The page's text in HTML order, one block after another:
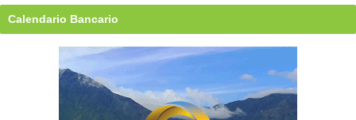
Calendario Bancario